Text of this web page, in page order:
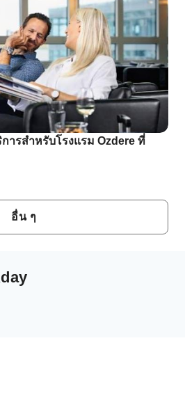
ารสําหรับโรงแรม Ozdere ที่
อื่น ๆ